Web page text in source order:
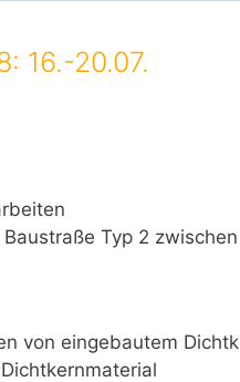
16.-20.07.
Typ 2
von eingebautem